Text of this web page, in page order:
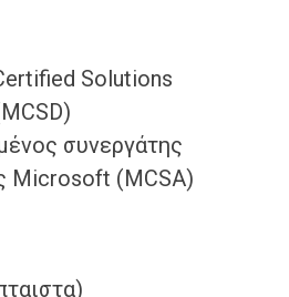
Solutions
συνεργάτης
Microsoft (MCSA)